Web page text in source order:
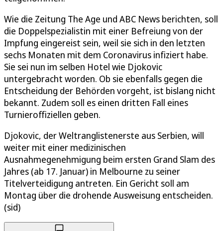
Wie die Zeitung The Age und ABC News berichten, soll
die Doppelspezialistin mit einer Befreiung von der
Impfung eingereist sein, weil sie sich in den letzten
sechs Monaten mit dem Coronavirus infiziert habe.
Sie sei nun im selben Hotel wie Djokovic
untergebracht worden. Ob sie ebenfalls gegen die
Entscheidung der Behörden vorgeht, ist bislang nicht
bekannt. Zudem soll es einen dritten Fall eines
Turnieroffiziellen geben.
Djokovic, der Weltranglistenerste aus Serbien, will
weiter mit einer medizinischen
Ausnahmegenehmigung beim ersten Grand Slam des
Jahres (ab 17. Januar) in Melbourne zu seiner
Titelverteidigung antreten. Ein Gericht soll am
Montag über die drohende Ausweisung entscheiden.
(sid)